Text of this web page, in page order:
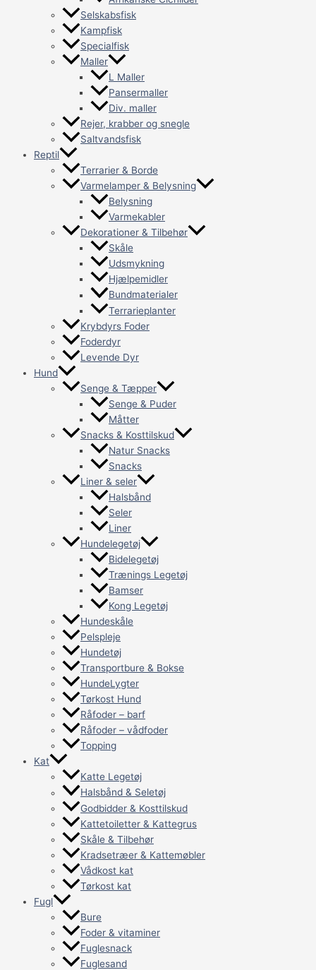
Selskabsfisk
Kampfisk
Specialfisk
Maller
L Maller
Pansermaller
Div. maller
Rejer, krabber og snegle
Saltvandsfisk
Reptil
Terrarier & Borde
Varmelamper & Belysning
Belysning
Varmekabler
Dekorationer & Tilbehør
Skåle
Udsmykning
Hjælpemidler
Bundmaterialer
Terrarieplanter
Krybdyrs Foder
Foderdyr
Levende Dyr
Hund
Senge & Tæpper
Senge & Puder
Måtter
Snacks & Kosttilskud
Natur Snacks
Snacks
Liner & seler
Halsbånd
Seler
Liner
Hundelegetøj
Bidelegetøj
Trænings Legetøj
Bamser
Kong Legetøj
Hundeskåle
Pelspleje
Hundetøj
Transportbure & Bokse
HundeLygter
Tørkost Hund
Råfoder – barf
Råfoder – vådfoder
Topping
Kat
Katte Legetøj
Halsbånd & Seletøj
Godbidder & Kosttilskud
Kattetoiletter & Kattegrus
Skåle & Tilbehør
Kradsetræer & Kattemøbler
Vådkost kat
Tørkost kat
Fugl
Bure
Foder & vitaminer
Fuglesnack
Fuglesand